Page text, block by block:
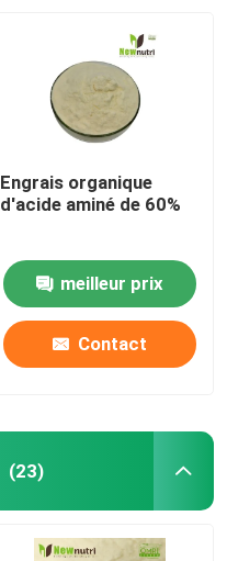
Engrais organique
d'acide aminé de 60%
meilleur prix
Contact
(23)